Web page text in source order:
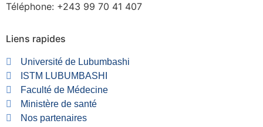
Téléphone: +243 99 70 41 407
Liens rapides
Université de Lubumbashi
ISTM LUBUMBASHI
Faculté de Médecine
Ministère de santé
Nos partenaires